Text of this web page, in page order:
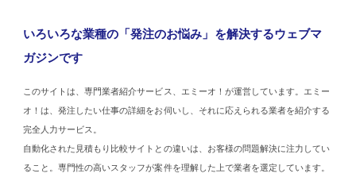
いろいろな業種の「発注のお悩み」を解決するウェブマ
ガジンです
このサイトは、専門業者紹介サービス、エミーオ！が運営しています。エミー
オ！は、発注したい仕事の詳細をお伺いし、それに応えられる業者を紹介する
完全人力サービス。
自動化された見積もり比較サイトとの違いは、お客様の問題解決に注力してい
ること。専門性の高いスタッフが案件を理解した上で業者を選定しています。